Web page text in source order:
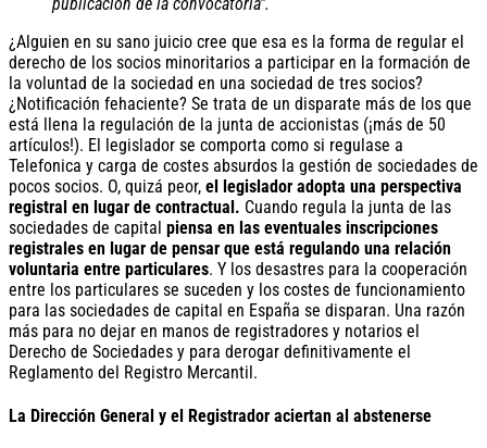
¿Alguien en su sano juicio cree que esa es la forma de regular el
derecho de los socios minoritarios a participar en la formación de
la voluntad de la sociedad en una sociedad de tres socios?
¿Notificación fehaciente? Se trata de un disparate más de los que
está llena la regulación de la junta de accionistas (¡más de 50
artículos!). El legislador se comporta como si regulase a
Telefonica y carga de costes absurdos la gestión de sociedades de
pocos socios. O, quizá peor, el legislador adopta una perspectiva
registral en lugar de contractual. Cuando regula la junta de las
sociedades de capital piensa en las eventuales inscripciones
registrales en lugar de pensar que está regulando una relación
voluntaria entre particulares. Y los desastres para la cooperación
entre los particulares se suceden y los costes de funcionamiento
para las sociedades de capital en España se disparan. Una razón
más para no dejar en manos de registradores y notarios el
Derecho de Sociedades y para derogar definitivamente el
Reglamento del Registro Mercantil.
La Dirección General y el Registrador aciertan al abstenerse